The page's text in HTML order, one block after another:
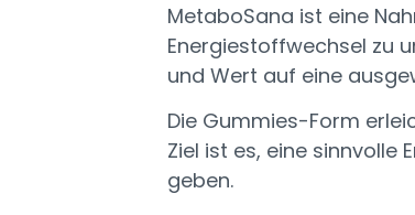
MetaboSana ist eine
Energiestoffwechsel zu
und Wert auf eine
Die Gummies-Form
Ziel ist es, eine sinnvolle
geben.